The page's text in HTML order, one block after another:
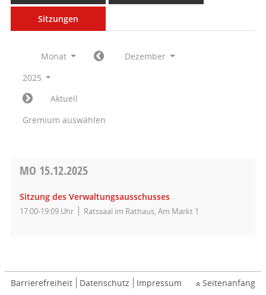
Sitzungen
Monat
Dezember
2025
Aktuell
Gremium auswählen
MO 15.12.2025
Sitzung des Verwaltungsausschusses
17:00-19:09 Uhr Ratssaal im Rathaus, Am Markt 1
Barrierefreiheit Datenschutz Impressum Seitenanfang